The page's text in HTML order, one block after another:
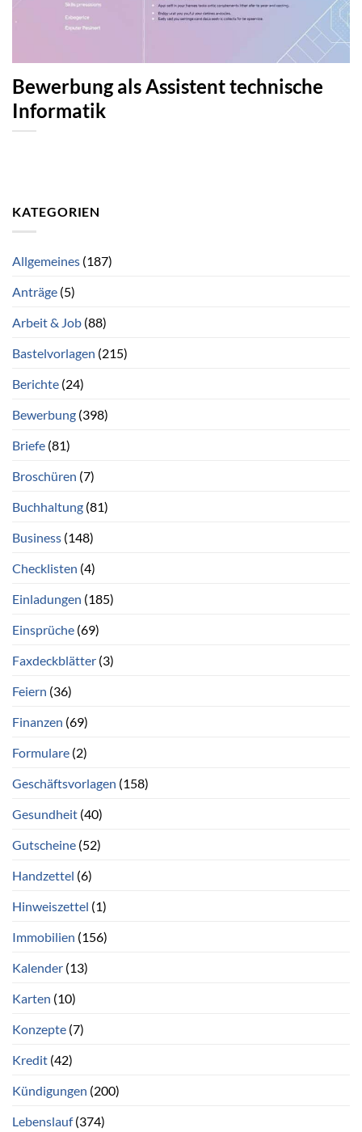
Bewerbung als Assistent technische
Informatik
KATEGORIEN
Allgemeines (187)
Anträge (5)
Arbeit & Job (88)
Bastelvorlagen (215)
Berichte (24)
Bewerbung (398)
Briefe (81)
Broschüren (7)
Buchhaltung (81)
Business (148)
Checklisten (4)
Einladungen (185)
Einsprüche (69)
Faxdeckblätter (3)
Feiern (36)
Finanzen (69)
Formulare (2)
Geschäftsvorlagen (158)
Gesundheit (40)
Gutscheine (52)
Handzettel (6)
Hinweiszettel (1)
Immobilien (156)
Kalender (13)
Karten (10)
Konzepte (7)
Kredit (42)
Kündigungen (200)
Lebenslauf(374)